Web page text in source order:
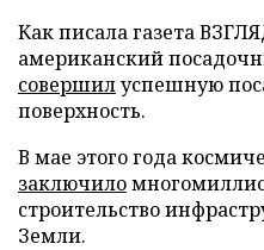
Как писала газета
американский
совершилуспешную
поверхность.
В мае этого года
заключило
строительство
Земли.